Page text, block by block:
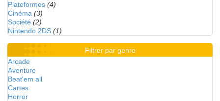
Plateformes (4)
Cinéma (3)
Société (2)
Nintendo 2DS (1)
Filtrer par genre
Arcade
Aventure
Beat'em all
Cartes
Horror